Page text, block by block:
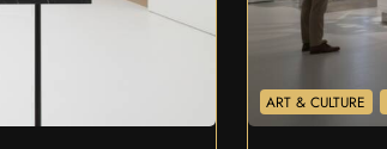
ART & CULTURE